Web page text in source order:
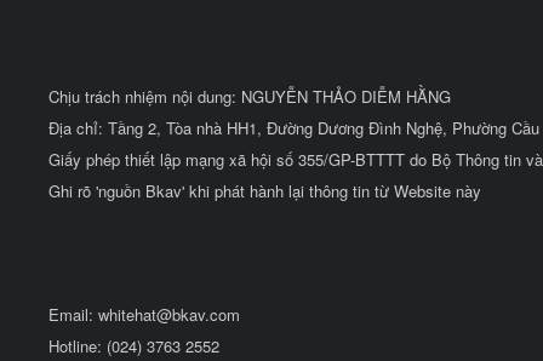
Chịu trách nhiệm nội dung: NGUYỄN THẢO DIỄM HẰNG
Địa chỉ: Tầng 2, Tòa nhà HH1, Đường Dương Đình Nghệ, Phường
Giấy phép thiết lập mạng xã hội số 355/GP-BTTTT do Bộ Thông tin
Ghi rõ 'nguồn Bkav' khi phát hành lại thông tin từ Website này
Email: whitehat@bkav.com
Hotline: (024) 3763 2552